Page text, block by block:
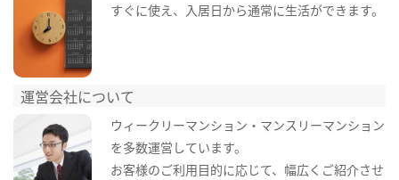
すぐに使え、入居日から通常に生活ができます。
運営会社について
ウィークリーマンション・マンスリーマンション
を多数運営しています。
お客様のご利用目的に応じて、幅広くご紹介させ